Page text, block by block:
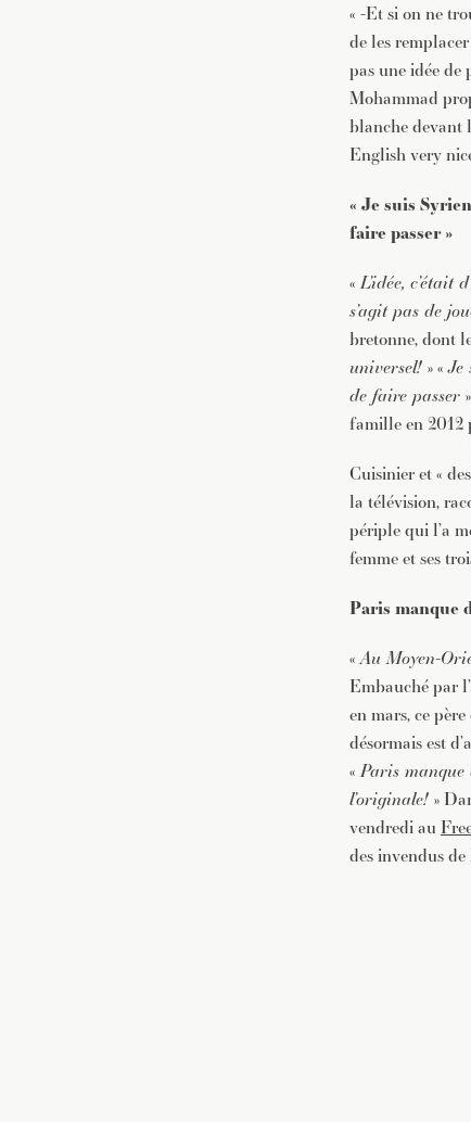
« -Et si on ne
de les
pas une idée de
Mohammad
blanche devant
English very
« Je suis
faire passer »
«L’idée,
s’agit pas de
bretonne, dont
universel! » «Je
de faire passer
famille en 2012
Cuisinier et «
la télévision,
périple qui l’a
femme et ses
Paris manque
«Au Moyen-
Embauché par
en mars, ce
désormais est
«Paris manque
l’originale! »
vendredi au
des invendus